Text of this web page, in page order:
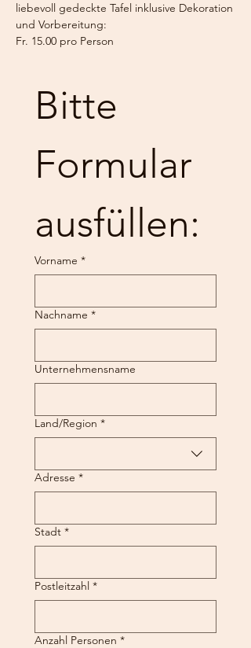
liebevoll gedeckte Tafel inklusive Dekoration
und Vorbereitung:
Fr. 15.00 pro Person​
Bitte
Formular
ausfüllen:
Vorname *
Nachname *
Unternehmensname
Mehrzeilige Adresse
Land/Region *
Adresse *
Stadt *
Postleitzahl *
Anzahl Personen *